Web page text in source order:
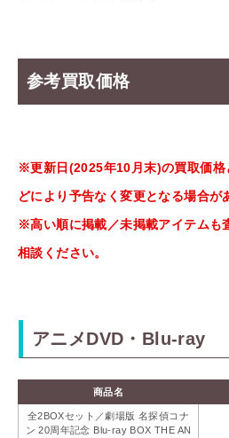
参考買取価格
※更新日(2025年10月末)の買取価格
どにより予告なく変更となる場合が
※高い順に掲載／未掲載アイテムも
相談ください。
アニメDVD・Blu-ray
商品名
全2BOXセット／劇場版 名探偵コナ
ン 20周年記念 Blu-ray BOX THE AN